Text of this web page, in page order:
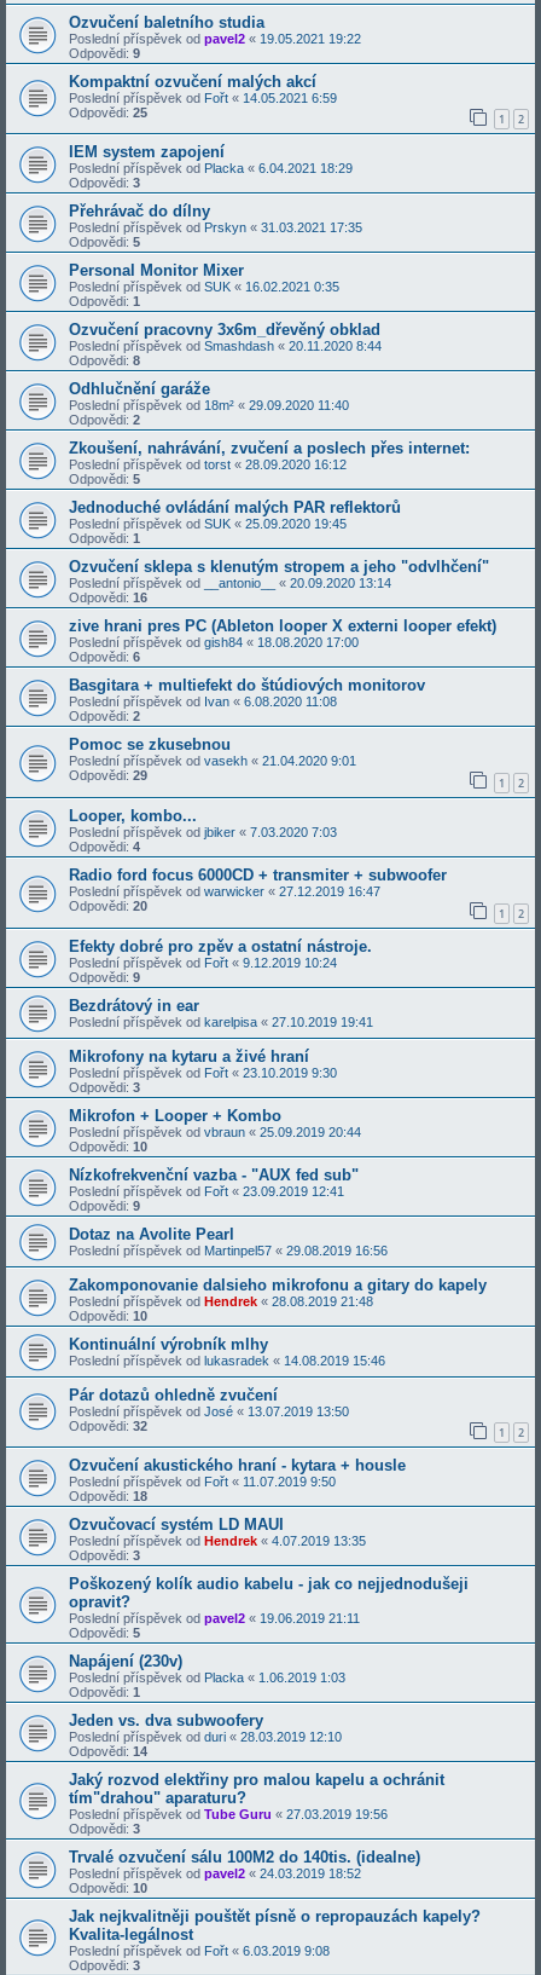
Ozvučení baletního studia
Poslední příspěvek od pavel2 « 19.05.2021 19:22
Odpovědi: 9
Kompaktní ozvučení malých akcí
Poslední příspěvek od Fořt « 14.05.2021 6:59
Odpovědi: 25 1 2
IEM system zapojení
Poslední příspěvek od Placka « 6.04.2021 18:29
Odpovědi: 3
Přehrávač do dílny
Poslední příspěvek od Prskyn « 31.03.2021 17:35
Odpovědi: 5
Personal Monitor Mixer
Poslední příspěvek od SUK « 16.02.2021 0:35
Odpovědi: 1
Ozvučení pracovny 3x6m_dřevěný obklad
Poslední příspěvek od Smashdash « 20.11.2020 8:44
Odpovědi: 8
Odhlučnění garáže
Poslední příspěvek od 18m² « 29.09.2020 11:40
Odpovědi: 2
Zkoušení, nahrávání, zvučení a poslech přes internet:
Poslední příspěvek od torst « 28.09.2020 16:12
Odpovědi: 5
Jednoduché ovládání malých PAR reflektorů
Poslední příspěvek od SUK « 25.09.2020 19:45
Odpovědi: 1
Ozvučení sklepa s klenutým stropem a jeho "odvlhčení"
Poslední příspěvek od __antonio__ « 20.09.2020 13:14
Odpovědi: 16
zive hrani pres PC (Ableton looper X externi looper efekt)
Poslední příspěvek od gish84 « 18.08.2020 17:00
Odpovědi: 6
Basgitara + multiefekt do štúdiových monitorov
Poslední příspěvek od Ivan « 6.08.2020 11:08
Odpovědi: 2
Pomoc se zkusebnou
Poslední příspěvek od vasekh « 21.04.2020 9:01
Odpovědi: 29 1 2
Looper, kombo...
Poslední příspěvek od jbiker « 7.03.2020 7:03
Odpovědi: 4
Radio ford focus 6000CD + transmiter + subwoofer
Poslední příspěvek od warwicker « 27.12.2019 16:47
Odpovědi: 20 1 2
Efekty dobré pro zpěv a ostatní nástroje.
Poslední příspěvek od Fořt « 9.12.2019 10:24
Odpovědi: 9
Bezdrátový in ear
Poslední příspěvek od karelpisa « 27.10.2019 19:41
Mikrofony na kytaru a živé hraní
Poslední příspěvek od Fořt « 23.10.2019 9:30
Odpovědi: 3
Mikrofon + Looper + Kombo
Poslední příspěvek od vbraun « 25.09.2019 20:44
Odpovědi: 10
Nízkofrekvenční vazba - "AUX fed sub"
Poslední příspěvek od Fořt « 23.09.2019 12:41
Odpovědi: 9
Dotaz na Avolite Pearl
Poslední příspěvek od Martinpel57 « 29.08.2019 16:56
Zakomponovanie dalsieho mikrofonu a gitary do kapely
Poslední příspěvek od Hendrek « 28.08.2019 21:48
Odpovědi: 10
Kontinuální výrobník mlhy
Poslední příspěvek od lukasradek « 14.08.2019 15:46
Pár dotazů ohledně zvučení
Poslední příspěvek od José « 13.07.2019 13:50
Odpovědi: 32 1 2
Ozvučení akustického hraní - kytara + housle
Poslední příspěvek od Fořt « 11.07.2019 9:50
Odpovědi: 18
Ozvučovací systém LD MAUI
Poslední příspěvek od Hendrek « 4.07.2019 13:35
Odpovědi: 3
Poškozený kolík audio kabelu - jak co nejjednodušeji
opravit?
Poslední příspěvek od pavel2 « 19.06.2019 21:11
Odpovědi: 5
Napájení (230v)
Poslední příspěvek od Placka « 1.06.2019 1:03
Odpovědi: 1
Jeden vs. dva subwoofery
Poslední příspěvek od duri « 28.03.2019 12:10
Odpovědi: 14
Jaký rozvod elektřiny pro malou kapelu a ochránit
tím"drahou" aparaturu?
Poslední příspěvek od Tube Guru « 27.03.2019 19:56
Odpovědi: 3
Trvalé ozvučení sálu 100M2 do 140tis. (idealne)
Poslední příspěvek od pavel2 « 24.03.2019 18:52
Odpovědi: 10
Jak nejkvalitněji pouštět písně o repropauzách kapely?
Kvalita-legálnost
Poslední příspěvek od Fořt « 6.03.2019 9:08
Odpovědi: 3